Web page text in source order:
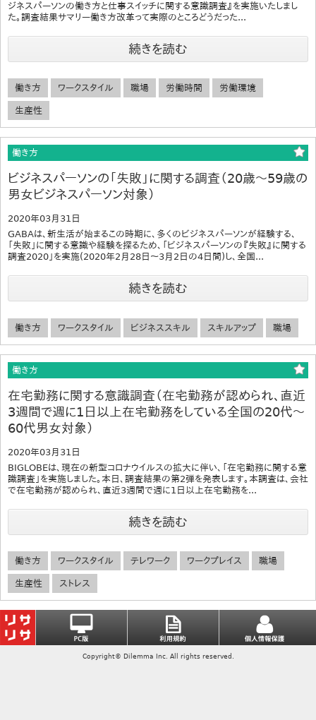
ジネスパーソンの働き方と仕事スイッチに関する意識調査』を実施いたしまし
た。調査結果サマリー働き方改革って実際のところどうだった...
続きを読む
働き方 ワークスタイル 職場 労働時間 労働環境
生産性
働き方
ビジネスパーソンの「失敗」に関する調査（20歳～59歳の
男女ビジネスパーソン対象）
2020年03月31日
GABAは、新生活が始まるこの時期に、多くのビジネスパーソンが経験する、
「失敗」に関する意識や経験を探るため、「ビジネスパーソンの『失敗』に関する
調査2020」を実施(2020年2月28日～3月2日の4日間)し、全国...
続きを読む
働き方 ワークスタイル ビジネススキル スキルアップ 職場
働き方
在宅勤務に関する意識調査（在宅勤務が認められ、直近
3週間で週に1日以上在宅勤務をしている全国の20代～
60代男女対象）
2020年03月31日
BIGLOBEは、現在の新型コロナウイルスの拡大に伴い、「在宅勤務に関する意
識調査」を実施しました。本日、調査結果の第2弾を発表します。本調査は、会社
で在宅勤務が認められ、直近3週間で週に1日以上在宅勤務を...
続きを読む
働き方 ワークスタイル テレワーク ワークプレイス 職場
生産性 ストレス
Copyright© Dilemma Inc. All rights reserved.